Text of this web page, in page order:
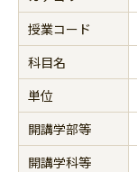
授業コード
科目名
単位
開講学部等
開講学科等